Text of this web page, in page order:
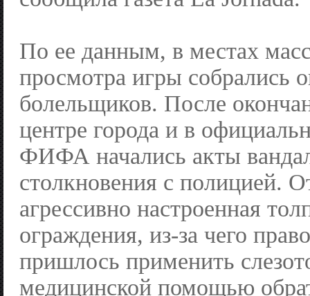
По ее данным, в местах
просмотра игры собрались
болельщиков. После
центре города и в
ФИФА начались акты
столкновения с полицией.
агрессивно настроенная
ограждения, из-за чего
пришлось применить
медицинской помощью